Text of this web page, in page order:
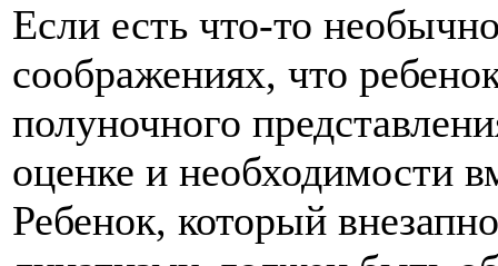
Если есть что-то
соображениях, что
полуночного
оценке и необходимости
Ребенок, который